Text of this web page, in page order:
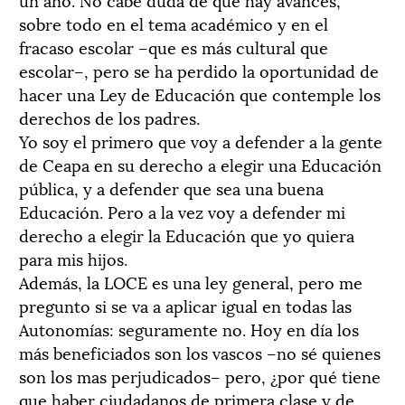
sobre todo en el tema académico y en el
fracaso escolar –que es más cultural que
escolar–, pero se ha perdido la oportunidad de
hacer una Ley de Educación que contemple los
derechos de los padres.
Yo soy el primero que voy a defender a la gente
de Ceapa en su derecho a elegir una Educación
pública, y a defender que sea una buena
Educación. Pero a la vez voy a defender mi
derecho a elegir la Educación que yo quiera
para mis hijos.
Además, la LOCE es una ley general, pero me
pregunto si se va a aplicar igual en todas las
Autonomías: seguramente no. Hoy en día los
más beneficiados son los vascos –no sé quienes
son los mas perjudicados– pero, ¿por qué tiene
que haber ciudadanos de primera clase y de